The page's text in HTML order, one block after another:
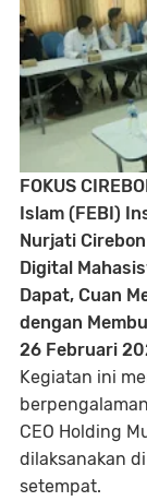
FOKUS
Islam (FEBI)
Nurjati
Digital
Dapat, Cuan
dengan
26 Februari
Kegiatan ini
CEO Holding
dilaksanakan
setempat.